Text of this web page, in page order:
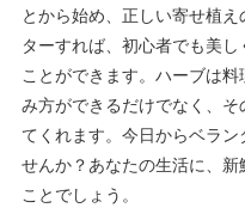
とから始め、正しい寄せ植
ターすれば、初心者でも美
ことができます。ハーブは
み方ができるだけでなく、
てくれます。今日からベラ
せんか？あなたの生活に、
ことでしょう。